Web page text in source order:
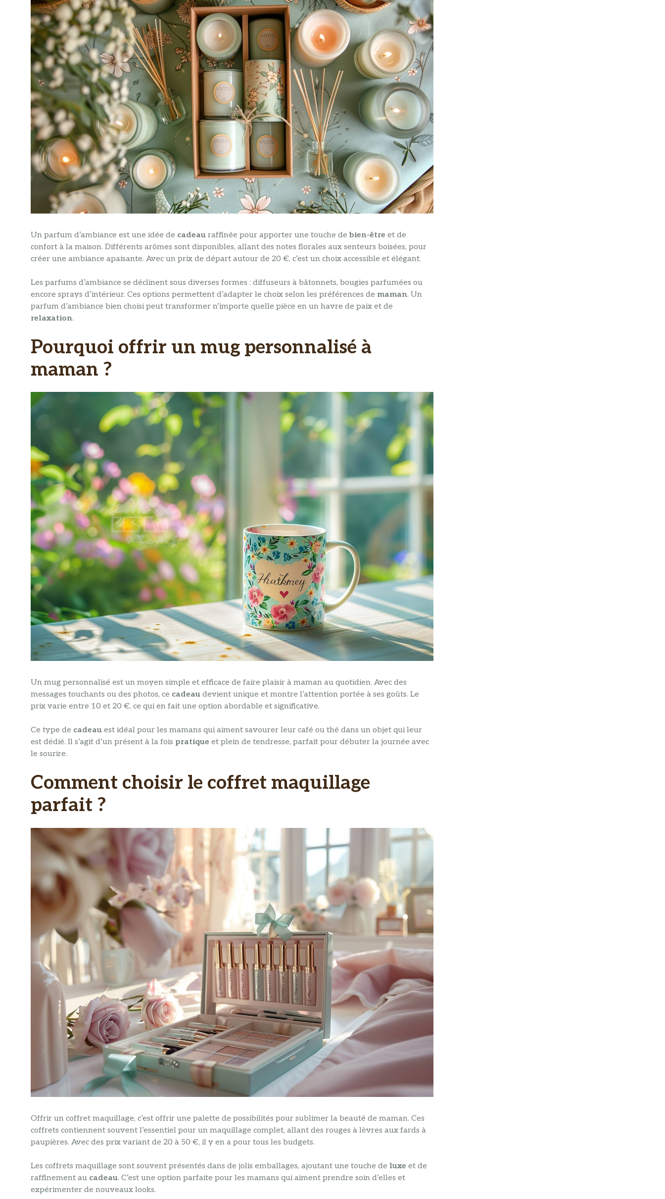
Un parfum d’ambiance est une idée de cadeau raffinée pour apporter une touche debien-être et de
confort à la maison. Différents arômes sont disponibles, allant des notes florales aux senteurs boisées, pour
créer une ambiance apaisante. Avec un prix de départ autour de 20 €, c’est un choix accessible et élégant.
Les parfums d’ambiance se déclinent sous diverses formes : diffuseurs à bâtonnets, bougies parfumées ou
encore sprays d’intérieur. Ces options permettent d’adapter le choix selon les préférences de maman. Un
parfum d’ambiance bien choisi peut transformer n’importe quelle pièce en un havre de paix et de
relaxation.
Pourquoi offrir un mug personnalisé à
maman ?
Un mug personnalisé est un moyen simple et efficace de faire plaisir à maman au quotidien. Avec des
messages touchants ou des photos, ce cadeau devient unique et montre l’attention portée à ses goûts. Le
prix varie entre 10 et 20 €, ce qui en fait une option abordable et significative.
Ce type de cadeau est idéal pour les mamans qui aiment savourer leur café ou thé dans un objet qui leur
est dédié. Il s’agit d’un présent à la fois pratique et plein de tendresse, parfait pour débuter la journée avec
le sourire.
Comment choisir le coffret maquillage
parfait ?
Offrir un coffret maquillage, c’est offrir une palette de possibilités pour sublimer la beauté de maman. Ces
coffrets contiennent souvent l’essentiel pour un maquillage complet, allant des rouges à lèvres aux fards à
paupières. Avec des prix variant de 20 à 50 €, il y en a pour tous les budgets.
Les coffrets maquillage sont souvent présentés dans de jolis emballages, ajoutant une touche de luxe et de
raffinement au cadeau. C’est une option parfaite pour les mamans qui aiment prendre soin d’elles et
expérimenter de nouveaux looks.